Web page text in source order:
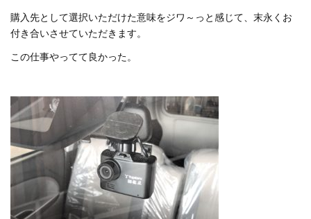
購入先として選択いただけた意味をジワ～っと感じて、末永くお
付き合いさせていただきます。
この仕事やってて良かった。